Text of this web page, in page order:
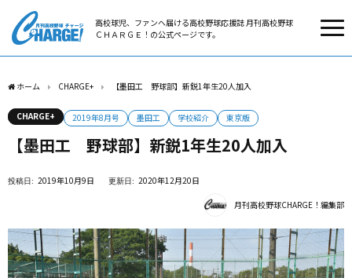
高校球児、ファンへ届ける高校野球応援誌 月刊高校野球
ＣＨＡＲＧＥ！の公式ページです。
ホーム CHARGE+ 【墨田工 野球部】新鋭1年生20人加入
CHARGE+ 2019年8月号 墨田工 学校紹介 東京版
【墨田工 野球部】新鋭1年生20人加入
2019年10月9日 2020年12月20日
月刊高校野球CHARGE！編集部